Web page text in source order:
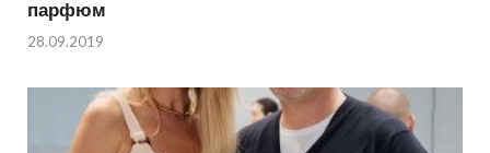
парфюм
28.09.2019